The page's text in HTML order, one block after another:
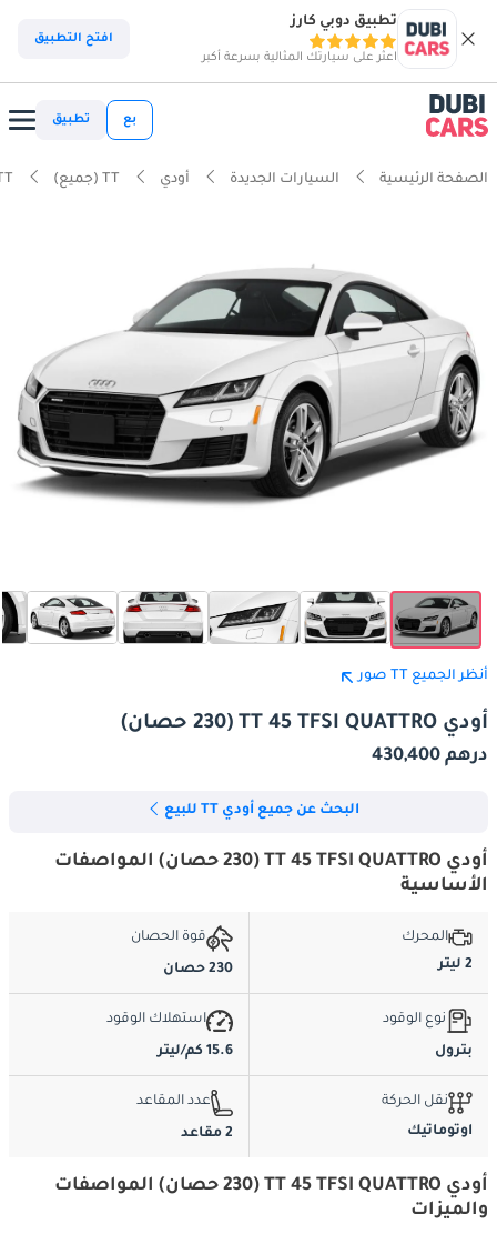
تطبيق دوبي كارز
اعثر على سيارتك المثالية بسرعة أكبر
افتح التطبيق
بع تطبيق
الصفحة الرئيسية السيارات الجديدة أودي TT (جميع)
أنظر الجميع TT صور
أودي TT 45 TFSI QUATTRO (230 حصان)
درهم 430,400
البحث عن جميع أودي TT للبيع
أودي TT 45 TFSI QUATTRO (230 حصان) المواصفات
الأساسية
المحرك
2 ليتر
قوة الحصان
230 حصان
نوع الوقود
بترول
استهلاك الوقود
15.6 كم/ليتر
نقل الحركة
اوتوماتيك
عدد المقاعد
2 مقاعد
أودي TT 45 TFSI QUATTRO (230 حصان) المواصفات
والميزات